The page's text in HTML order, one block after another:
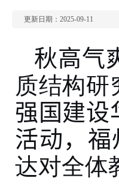
更新日期：2025-09-11
秋高气
质结构研
强国建设
活动， 福
达对全体